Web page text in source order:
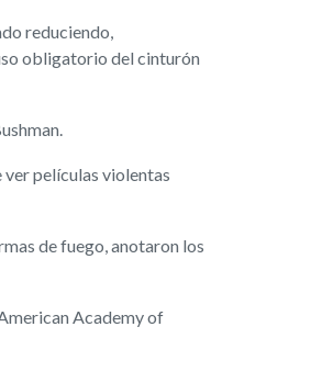
reduciendo,
obligatorio del cinturón
ver películas violentas
de fuego, anotaron los
Academy of